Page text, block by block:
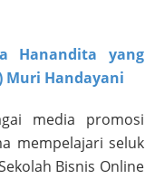
Hanandita yang
Muri Handayani
media promosi
mempelajari seluk
Bisnis Online